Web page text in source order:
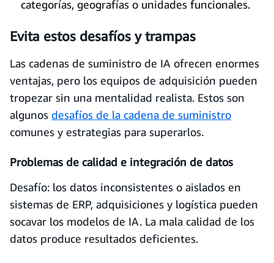
categorías, geografías o unidades funcionales.
Evita estos desafíos y trampas
Las cadenas de suministro de IA ofrecen enormes
ventajas, pero los equipos de adquisición pueden
tropezar sin una mentalidad realista. Estos son
algunos desafíos de la cadena de suministro
comunes y estrategias para superarlos.
Problemas de calidad e integración de datos
Desafío: los datos inconsistentes o aislados en
sistemas de ERP, adquisiciones y logística pueden
socavar los modelos de IA. La mala calidad de los
datos produce resultados deficientes.